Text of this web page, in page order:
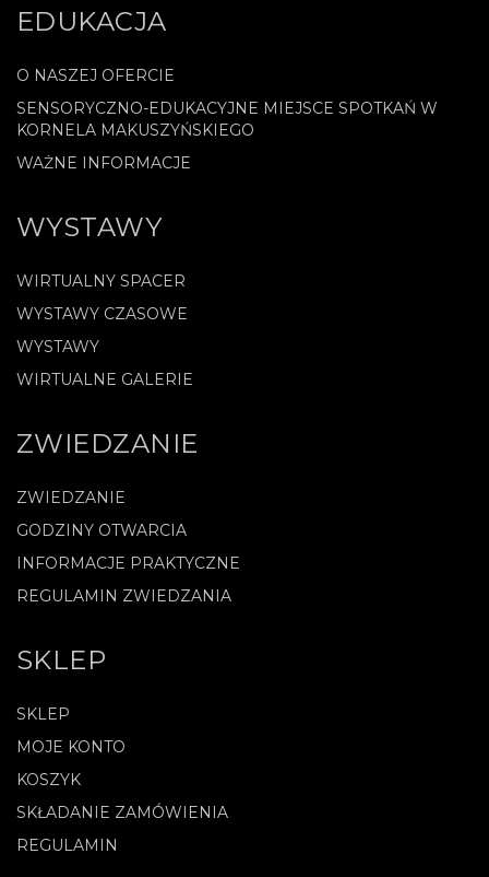
EDUKACJA
O NASZEJ OFERCIE
SENSORYCZNO-EDUKACYJNE MIEJSCE SPOTKAŃ W
KORNELA MAKUSZYŃSKIEGO
WAŻNE INFORMACJE
WYSTAWY
WIRTUALNY SPACER
WYSTAWY CZASOWE
WYSTAWY
WIRTUALNE GALERIE
ZWIEDZANIE
ZWIEDZANIE
GODZINY OTWARCIA
INFORMACJE PRAKTYCZNE
REGULAMIN ZWIEDZANIA
SKLEP
SKLEP
MOJE KONTO
KOSZYK
SKŁADANIE ZAMÓWIENIA
REGULAMIN